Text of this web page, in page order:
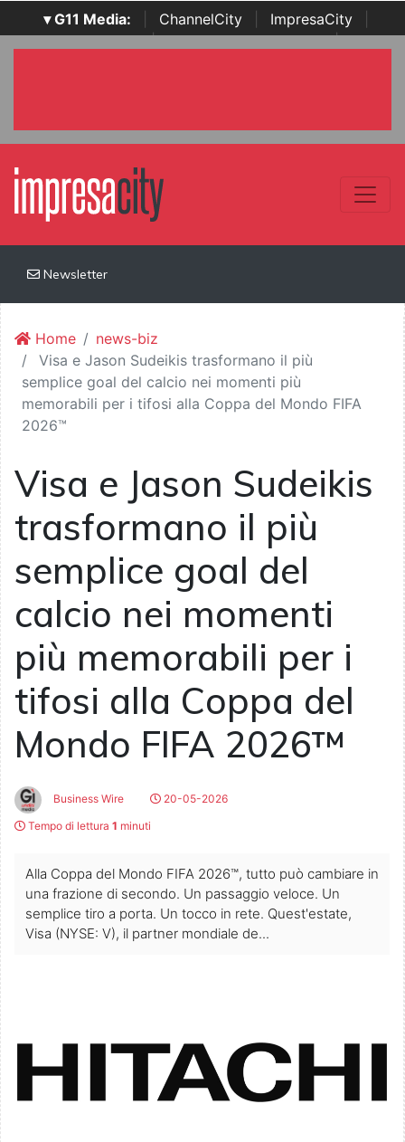
▾ G11 Media: ChannelCity ImpresaCity
SecurityOpenLab | Italian Channel Awards | Italian
Newsletter
Home
news-biz
Visa e Jason Sudeikis trasformano il più
semplice goal del calcio nei momenti più
memorabili per i tifosi alla Coppa del Mondo FIFA
2026™
Visa e Jason Sudeikis
trasformano il più
semplice goal del
calcio nei momenti
più memorabili per i
tifosi alla Coppa del
Mondo FIFA 2026™
Business Wire
20-05-2026
Tempo di lettura 1 minuti
Alla Coppa del Mondo FIFA 2026™, tutto può cambiare in
una frazione di secondo. Un passaggio veloce. Un
semplice tiro a porta. Un tocco in rete. Quest'estate,
Visa (NYSE: V), il partner mondiale de...